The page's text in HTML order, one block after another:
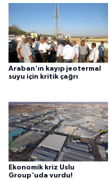
Araban'ın kayıp jeotermal
suyu için kritik çağrı
Ekonomik kriz Uslu
Group'uda vurdu!